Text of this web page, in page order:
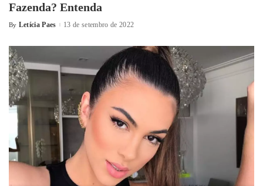
Fazenda? Entenda
By Letícia Paes 13 de setembro de 2022